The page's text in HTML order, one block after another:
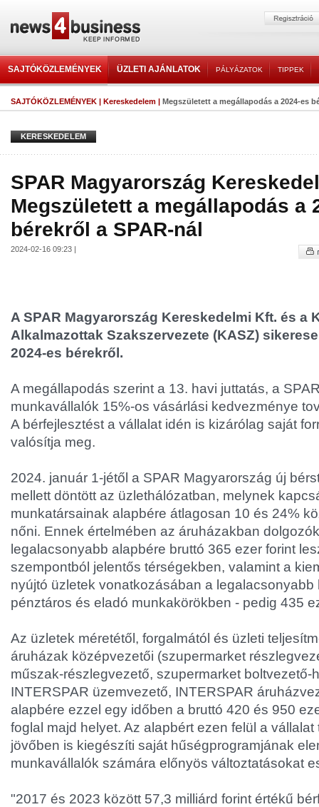
SAJTÓKÖZLEMÉNYEK ÜZLETI AJÁNLATOK PÁLYÁZATOK TIPPEK
SAJTÓKÖZLEMÉNYEK | Kereskedelem | Megszületett a megállapodás a 2024-es
KERESKEDELEM
SPAR Magyarország
Megszületett a megállapodás a
bérekről a SPAR-nál
2024-02-16 09:23 |
A SPAR Magyarország Kereskedelmi Kft. és a
Alkalmazottak Szakszervezete (KASZ)
2024-es bérekről.
A megállapodás szerint a 13. havi juttatás, a
munkavállalók 15%-os vásárlási kedvezménye
A bérfejlesztést a vállalat idén is kizárólag saját
valósítja meg.
2024. január 1-jétől a SPAR Magyarország új
mellett döntött az üzlethálózatban, melynek
munkatársainak alapbére átlagosan 10 és 24%
nőni. Ennek értelmében az áruházakban
legalacsonyabb alapbére bruttó 365 ezer forint
szempontból jelentős térségekben, valamint a
nyújtó üzletek vonatkozásában a legalacsonyabb
pénztáros és eladó munkakörökben - pedig 435
Az üzletek méretétől, forgalmától és üzleti
áruházak középvezetői (szupermarket
műszak-részlegvezető, szupermarket boltvezető-
INTERSPAR üzemvezető, INTERSPAR
alapbére ezzel egy időben a bruttó 420 és 950
foglal majd helyet. Az alapbért ezen felül a
jövőben is kiegészíti saját hűségprogramjának
munkavállalók számára előnyös változtatásokat
"2017 és 2023 között 57,3 milliárd forint értékű